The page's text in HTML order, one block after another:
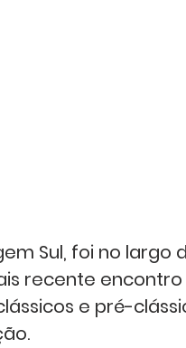
Sul, foi no
recente
e pré-